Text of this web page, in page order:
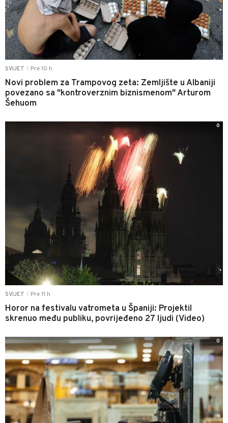
SVIJET Pre 10 h
Novi problem za Trampovog zeta: Zemljište u Albaniji
povezano sa "kontroverznim biznismenom" Arturom
Šehuom
SVIJET Pre 11 h
Horor na festivalu vatrometa u Španiji: Projektil
skrenuo među publiku, povrijeđeno 27 ljudi (Video)
0
0